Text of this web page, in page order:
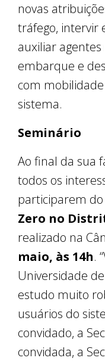
novas
tráfego, intervir
auxiliar
embarque e
com
sistema.
Seminário
Ao final da sua
todos os
participarem do
Zero no
realizado na
maio, às 14h.
Universidade
estudo muito
usuários do
convidado, a
convidada, a